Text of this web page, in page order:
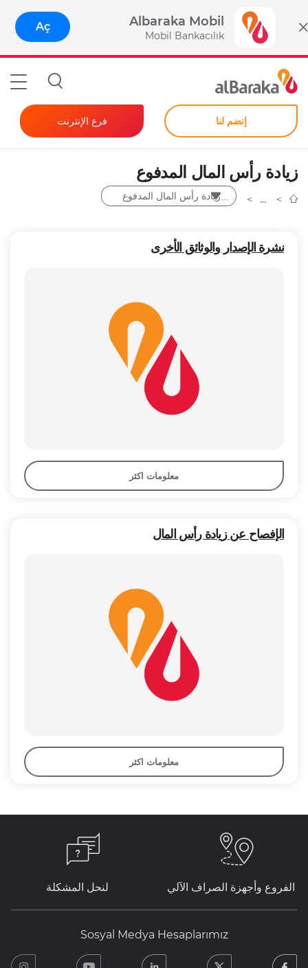
Albaraka Mobil
Mobil Bankacılık
Aç
إنضم لنا فرع الإنترنت
المصرفية للأفراد
كلمة مرور فورية
زيادة رأس المال المدفوع
زيادة رأس المال المدفوع
نشرة الإصدار والوثائق الأخرى
معلومات اكثر
الإفصاح عن زيادة رأس المال
معلومات اكثر
الفروع وأجهزة الصراف الآلي لنحل المشكلة
Sosyal Medya Hesaplarımız
facebook
twitter
linkedin
youtube